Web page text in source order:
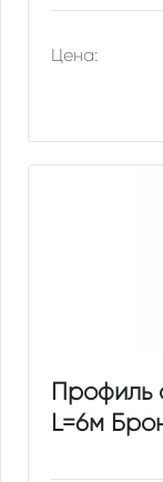
Цена:
Профиль
L=6м